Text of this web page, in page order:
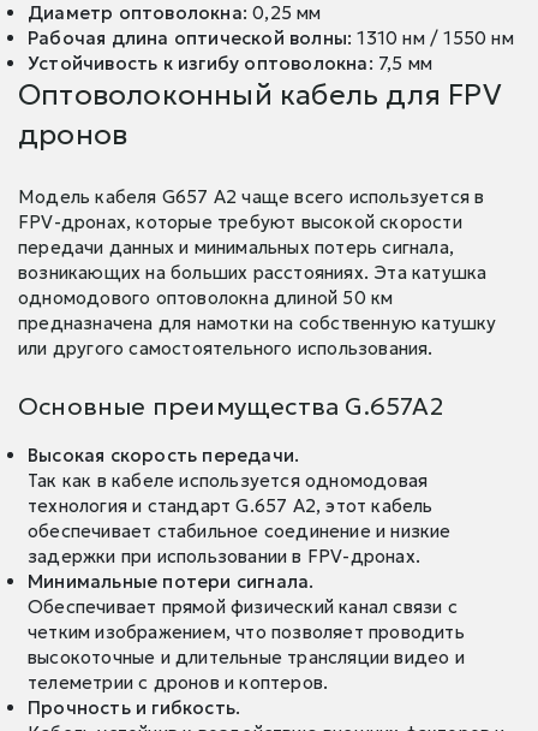
Диаметр оптоволокна: 0,25 мм
Рабочая длина оптической волны: 1310 нм / 1550 нм
Устойчивость к изгибу оптоволокна: 7,5 мм
Оптоволоконный кабель для FPV
дронов
Модель кабеля G657 A2 чаще всего используется в
FPV-дронах, которые требуют высокой скорости
передачи данных и минимальных потерь сигнала,
возникающих на больших расстояниях. Эта катушка
одномодового оптоволокна длиной 50 км
предназначена для намотки на собственную катушку
или другого самостоятельного использования.
Основные преимущества G.657A2
Высокая скорость передачи.
Так как в кабеле используется одномодовая
технология и стандарт G.657 A2, этот кабель
обеспечивает стабильное соединение и низкие
задержки при использовании в FPV-дронах.
Минимальные потери сигнала.
Обеспечивает прямой физический канал связи с
четким изображением, что позволяет проводить
высокоточные и длительные трансляции видео и
телеметрии с дронов и коптеров.
Прочность и гибкость.